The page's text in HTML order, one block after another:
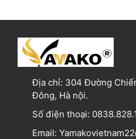
Địa chỉ: 304 Đường
Đông, Hà nội.
Số điện thoại:
Email: